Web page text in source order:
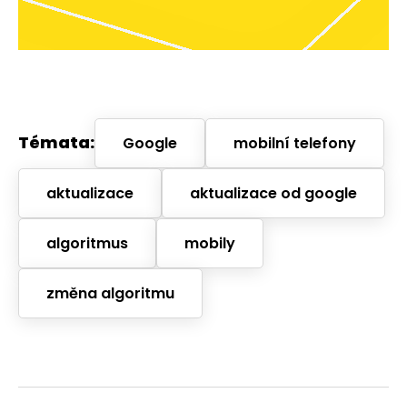
Témata: Google mobilní telefony
aktualizace aktualizace od google
algoritmus mobily
změna algoritmu